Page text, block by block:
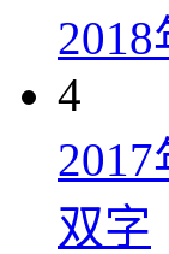
4
双字